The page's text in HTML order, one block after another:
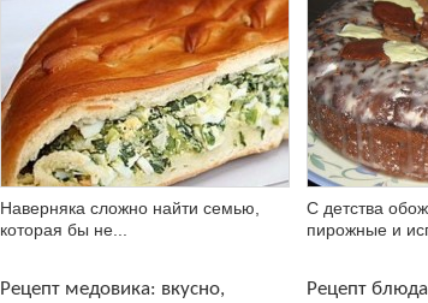
Наверняка сложно найти семью,
которая бы не...
Рецепт медовика: вкусно,
С детства
пирожные и
Рецепт